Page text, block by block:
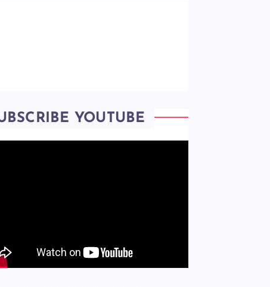
YOUTUBE